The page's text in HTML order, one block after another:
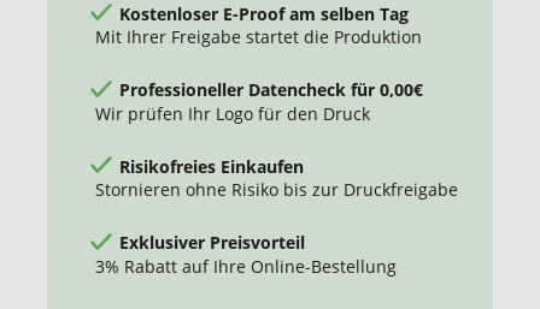
Kostenloser E-Proof am selben Tag
Mit Ihrer Freigabe startet die Produktion
Professioneller Datencheck für 0,00€
Wir prüfen Ihr Logo für den Druck
Risikofreies Einkaufen
Stornieren ohne Risiko bis zur Druckfreigabe
Exklusiver Preisvorteil
3% Rabatt auf Ihre Online-Bestellung